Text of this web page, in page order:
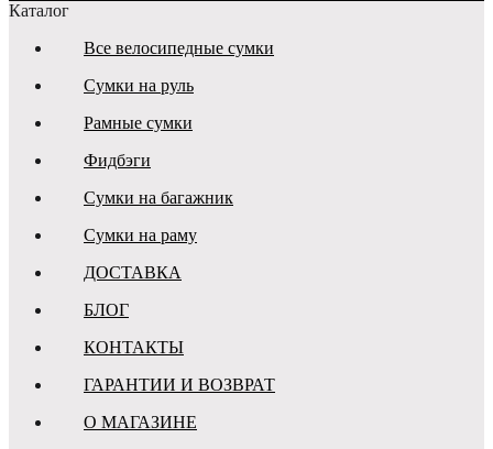
Каталог
Все велосипедные сумки
Сумки на руль
Рамные сумки
Фидбэги
Сумки на багажник
Сумки на раму
ДОСТАВКА
БЛОГ
КОНТАКТЫ
ГАРАНТИИ И ВОЗВРАТ
О МАГАЗИНЕ